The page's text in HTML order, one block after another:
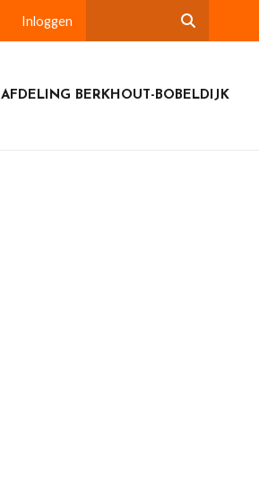
Inloggen
AFDELING BERKHOUT-BOBELDIJK